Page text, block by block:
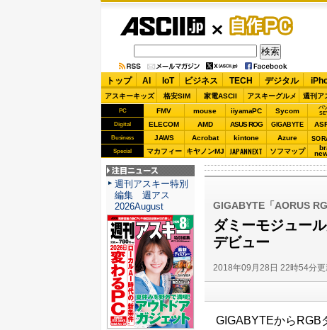
自作PC
トップ AI IoT ビジネス TECH デジタル
アスキーキッズ 格安SIM 家電ASCII アスキーグルメ 週刊ア
PC FMV mouse iiyamaPC Sycom
パ
Digital ELECOM AMD ASUS ROG GIGABYTE
Business JAWS Acrobat kintone Azure
Special マカフィー キヤノンMJ JAPANNEXT ソフマップ
GIGABYTE「AORUS
ダミーモジュー
デビュー
2018年09月28日 22時54分更
GIGABYTEからRGB
注目ニュース
週刊アスキー特別
編集 週アス
2026August